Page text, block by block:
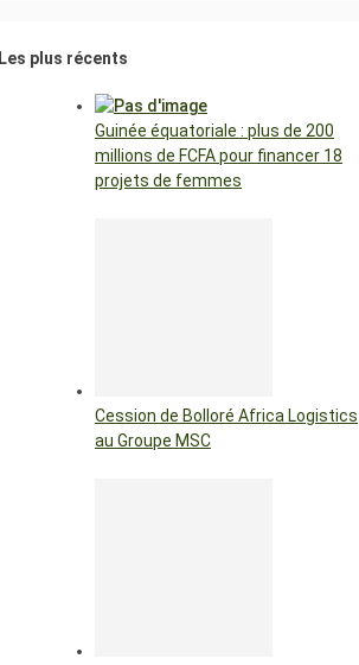
Les plus récents
Guinée équatoriale : plus de 200
millions de FCFA pour financer 18
projets de femmes
Cession de Bolloré Africa Logistics
au Groupe MSC